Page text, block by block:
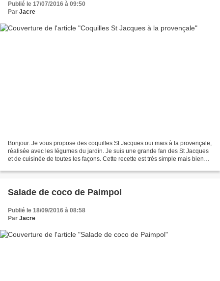
Publié le 17/07/2016 à 09:50
Par Jacre
Bonjour. Je vous propose des coquilles St Jacques oui mais à la provençale,
réalisée avec les légumes du jardin. Je suis une grande fan des St Jacques
et de cuisinée de toutes les façons. Cette recette est très simple mais bien
Salade de coco de Paimpol
Publié le 18/09/2016 à 08:58
Par Jacre